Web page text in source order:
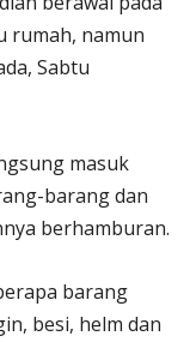
rumah, namun
Sabtu
masuk
barang dan
berhamburan.
barang
besi, helm dan